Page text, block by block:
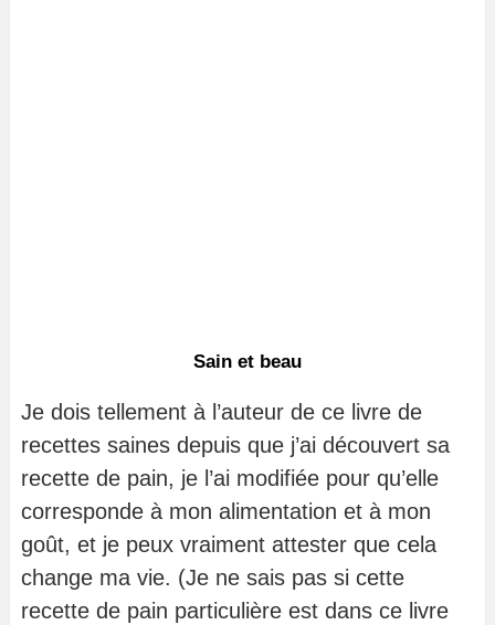
Sain et beau
Je dois tellement à l’auteur de ce livre de
recettes saines depuis que j’ai découvert sa
recette de pain, je l’ai modifiée pour qu’elle
corresponde à mon alimentation et à mon
goût, et je peux vraiment attester que cela
change ma vie. (Je ne sais pas si cette
recette de pain particulière est dans ce livre